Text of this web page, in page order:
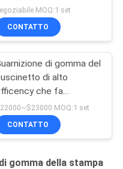
che fa
MOQ:1 set
CONTATTO
di gomma del
di alto
che fa
macchina di
di formatura
MOQ:1 set
CONTATTO
gomma della stampa